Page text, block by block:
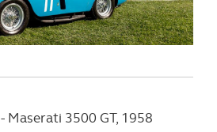
- Maserati 3500 GT, 1958